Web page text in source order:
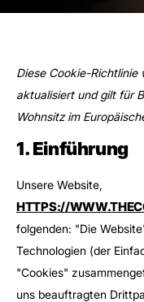
MEHR
TEST NOW
Diese Cookie-Richtlinie
aktualisiert und gilt für
Wohnsitz im
1. Einführung
Unsere Website,
HTTPS://
folgenden: "Die
Technologien (der
"Cookies"
uns beauftragten